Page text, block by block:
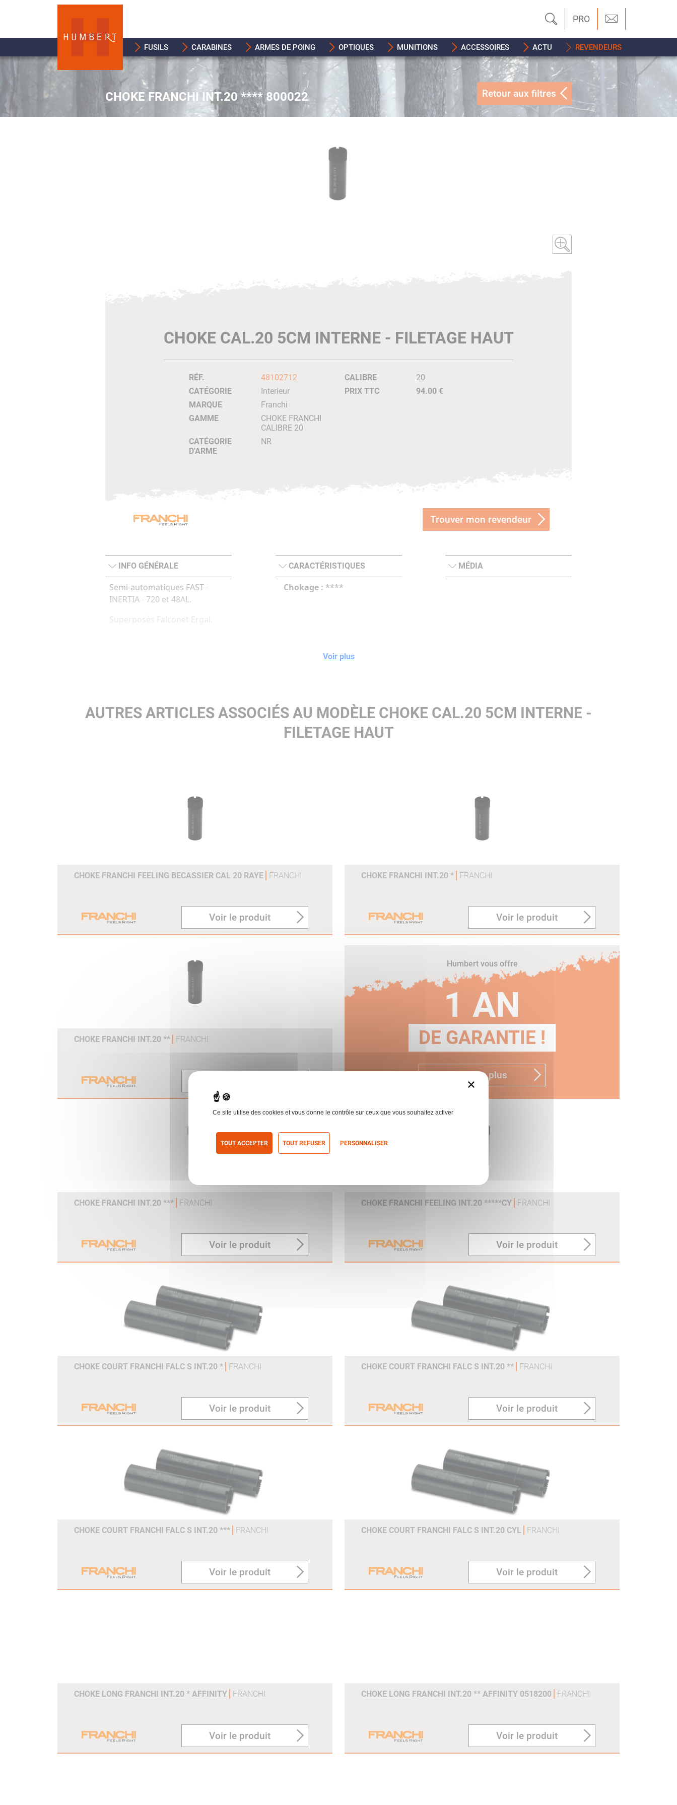
PRO
FUSILS CARABINES ARMES DE POING OPTIQUES MUNITIONS ACCESSOIRES ACTU REVENDEURS
CHOKE FRANCHI INT.20 **** 800022 Retour aux filtres
CHOKE CAL.20 5CM INTERNE - FILETAGE HAUT
RÉF.
48102712
CATÉGORIE
Interieur
MARQUE
Franchi
GAMME
CHOKE FRANCHI
CALIBRE 20
CATÉGORIE
D'ARME
NR
CALIBRE
20
PRIX TTC
94.00 €
Trouver mon revendeur
INFO GÉNÉRALE
Semi-automatiques FAST -
INERTIA - 720 et 48AL.
Superposés Falconet Ergal.
CARACTÉRISTIQUES
Chokage : ****
MÉDIA
Voir plus
AUTRES ARTICLES ASSOCIÉS AU MODÈLE CHOKE CAL.20 5CM INTERNE -
FILETAGE HAUT
CHOKE FRANCHI FEELING BECASSIER CAL 20 RAYE FRANCHI
Voir le produit
CHOKE FRANCHI INT.20 * FRANCHI
Voir le produit
CHOKE FRANCHI INT.20 ** FRANCHI
Humbert vous offre
1 AN
DE GARANTIE !
En savoir plus
CHOKE FRANCHI INT.20 *** FRANCHI
Voir le produit
CHOKE FRANCHI FEELING INT.20 *****CY FRANCHI
Voir le produit
CHOKE COURT FRANCHI FALC S INT.20 * FRANCHI
Voir le produit
CHOKE COURT FRANCHI FALC S INT.20 ** FRANCHI
Voir le produit
CHOKE COURT FRANCHI FALC S INT.20 *** FRANCHI
Voir le produit
CHOKE COURT FRANCHI FALC S INT.20 CYL FRANCHI
Voir le produit
CHOKE LONG FRANCHI INT.20 * AFFINITY FRANCHI
Voir le produit
CHOKE LONG FRANCHI INT.20 ** AFFINITY 0518200 FRANCHI
Voir le produit
×
Ce site utilise des cookies et vous donne le contrôle sur ceux que vous souhaitez activer
TOUT ACCEPTER TOUT REFUSER PERSONNALISER